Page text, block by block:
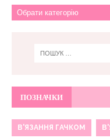
ПОЗНАЧКИ
В'ЯЗАННЯ ГАЧКОМ